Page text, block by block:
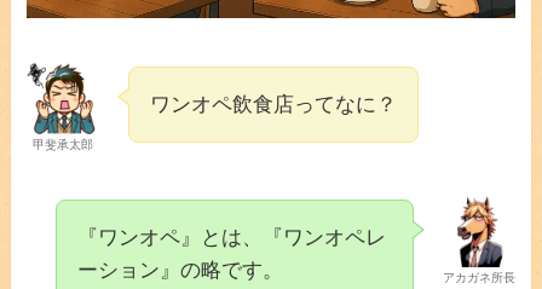
甲斐承太郎
ワンオペ飲食店ってなに？
アカガネ所長
『ワンオペ』とは、『ワンオペレ
ーション』の略です。